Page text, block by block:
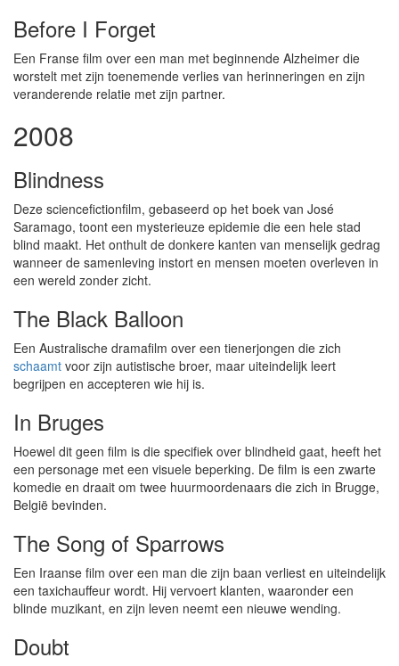
Before I Forget
Een Franse film over een man met beginnende Alzheimer die
worstelt met zijn toenemende verlies van herinneringen en zijn
veranderende relatie met zijn partner.
2008
Blindness
Deze sciencefictionfilm, gebaseerd op het boek van José
Saramago, toont een mysterieuze epidemie die een hele stad
blind maakt. Het onthult de donkere kanten van menselijk gedrag
wanneer de samenleving instort en mensen moeten overleven in
een wereld zonder zicht.
The Black Balloon
Een Australische dramafilm over een tienerjongen die zich
schaamt voor zijn autistische broer, maar uiteindelijk leert
begrijpen en accepteren wie hij is.
In Bruges
Hoewel dit geen film is die specifiek over blindheid gaat, heeft het
een personage met een visuele beperking. De film is een zwarte
komedie en draait om twee huurmoordenaars die zich in Brugge,
België bevinden.
The Song of Sparrows
Een Iraanse film over een man die zijn baan verliest en uiteindelijk
een taxichauffeur wordt. Hij vervoert klanten, waaronder een
blinde muzikant, en zijn leven neemt een nieuwe wending.
Doubt